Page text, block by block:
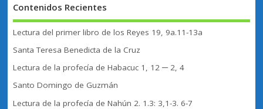
Contenidos Recientes
Lectura del primer libro de los Reyes 19, 9a.11-13a
Santa Teresa Benedicta de la Cruz
Lectura de la profecía de Habacuc 1, 12 ─ 2, 4
Santo Domingo de Guzmán
Lectura de la profecía de Nahún 2. 1.3: 3,1-3. 6-7